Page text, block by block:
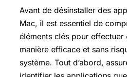
Avant de désinstaller des
Mac, il est essentiel de
éléments clés pour
manière efficace et sans
système. Tout d’abord,